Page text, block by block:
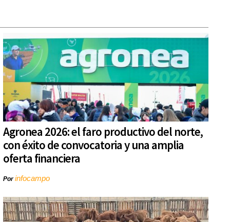
Agronea 2026: el faro productivo del norte,
con éxito de convocatoria y una amplia
oferta financiera
Porinfocampo